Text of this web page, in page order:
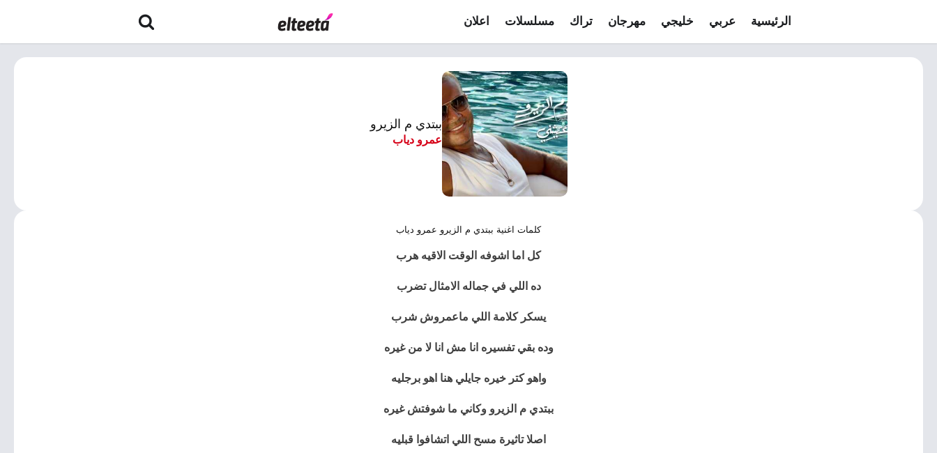
الرئيسية عربي خليجي مهرجان تراك مسلسلات اعلان
ببتدي م الزيرو
عمرو دياب
كلمات اغنية ببتدي م الزيرو عمرو دياب
كل اما اشوفه الوقت الاقيه هرب
ده اللي في جماله الامثال تضرب
يسكر كلامة اللي ماعمروش شرب
وده بقي تفسيره انا مش انا لا من غيره
واهو كتر خيره جايلي هنا اهو برجليه
ببتدي م الزيرو وكاني ما شوفتش غيره
اصلا تاثيرة مسح اللي اتشافوا قبليه